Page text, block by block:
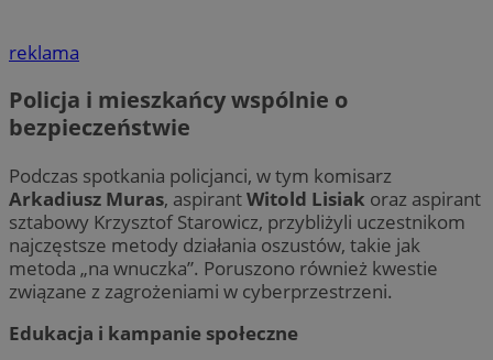
reklama
Policja i mieszkańcy wspólnie o
bezpieczeństwie
Podczas spotkania policjanci, w tym komisarz
Arkadiusz Muras, aspirantWitold Lisiak oraz aspirant
sztabowy Krzysztof Starowicz, przybliżyli uczestnikom
najczęstsze metody działania oszustów, takie jak
metoda „na wnuczka”. Poruszono również kwestie
związane z zagrożeniami w cyberprzestrzeni.
Edukacja i kampanie społeczne